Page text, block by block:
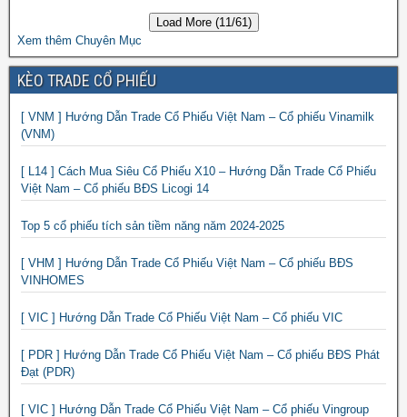
Load More (11/61)
Xem thêm Chuyên Mục
KÈO TRADE CỔ PHIẾU
[ VNM ] Hướng Dẫn Trade Cổ Phiếu Việt Nam – Cổ phiếu Vinamilk
(VNM)
[ L14 ] Cách Mua Siêu Cổ Phiếu X10 – Hướng Dẫn Trade Cổ Phiếu
Việt Nam – Cổ phiếu BĐS Licogi 14
Top 5 cổ phiếu tích sản tiềm năng năm 2024-2025
[ VHM ] Hướng Dẫn Trade Cổ Phiếu Việt Nam – Cổ phiếu BĐS
VINHOMES
[ VIC ] Hướng Dẫn Trade Cổ Phiếu Việt Nam – Cổ phiếu VIC
[ PDR ] Hướng Dẫn Trade Cổ Phiếu Việt Nam – Cổ phiếu BĐS Phát
Đạt (PDR)
[ VIC ] Hướng Dẫn Trade Cổ Phiếu Việt Nam – Cổ phiếu Vingroup